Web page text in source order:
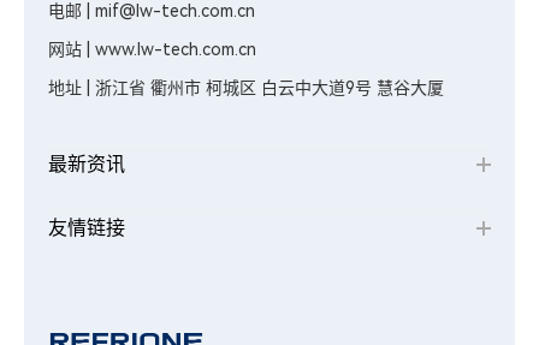
电邮 | mif@lw-tech.com.cn
网站 | www.lw-tech.com.cn
地址 | 浙江省 衢州市 柯城区 白云中大道9号 慧谷大厦
最新资讯
友情链接